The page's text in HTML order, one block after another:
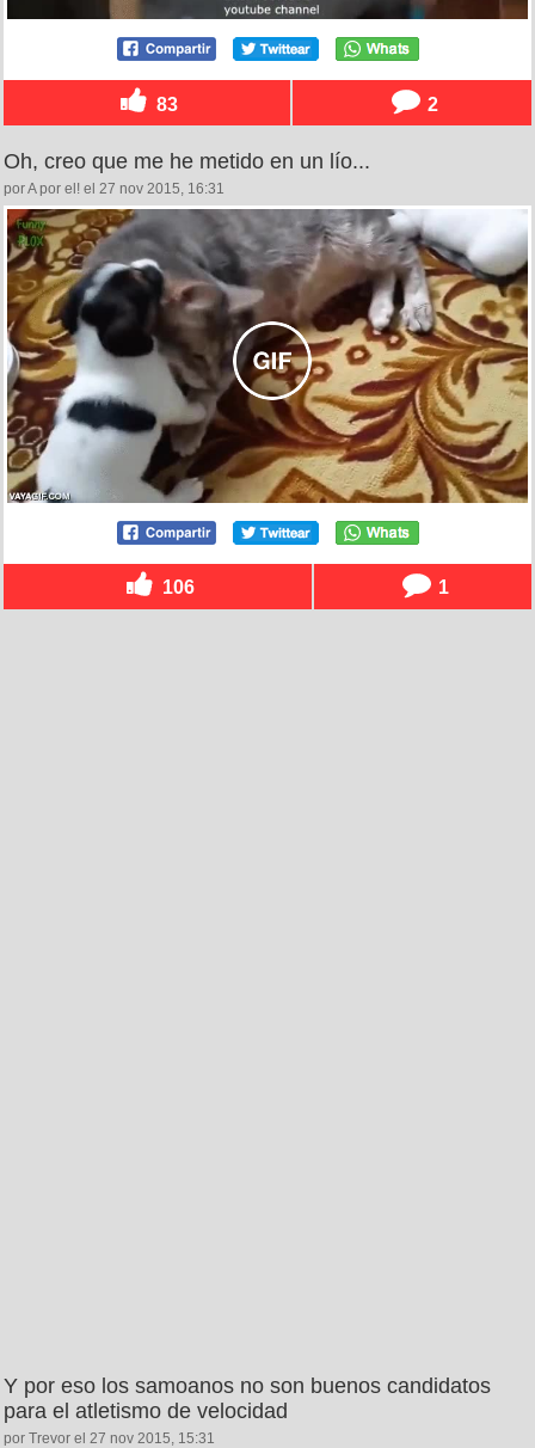
83 2
Oh, creo que me he metido en un lío...
por A por el! el 27 nov 2015, 16:31
106 1
Y por eso los samoanos no son buenos candidatos
para el atletismo de velocidad
por Trevor el 27 nov 2015, 15:31